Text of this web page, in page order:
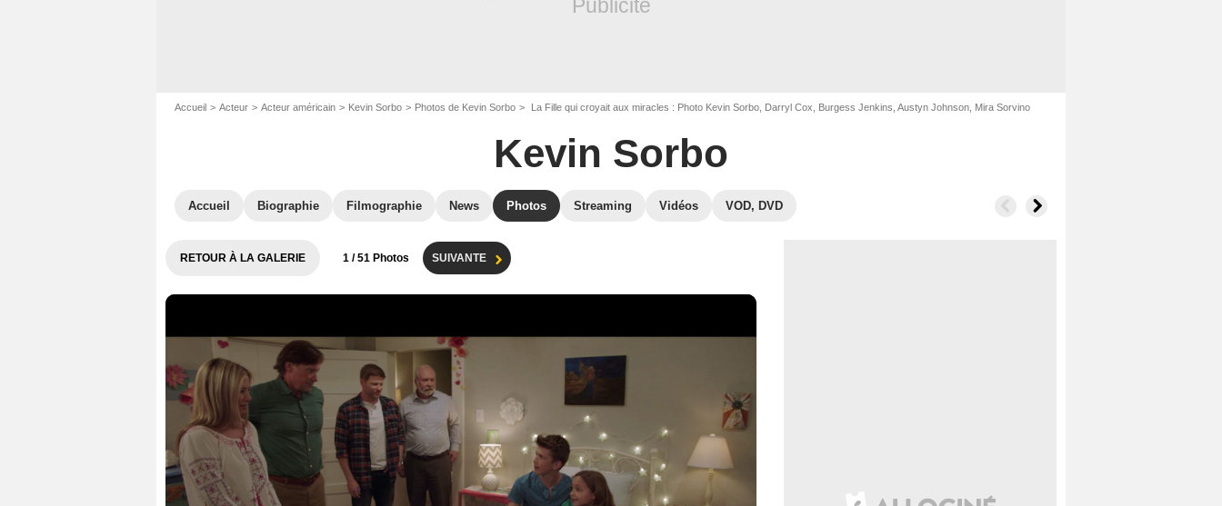
Accueil Acteur Acteur américain Kevin Sorbo Photos de Kevin Sorbo La Fille qui croyait aux miracles : Photo Kevin Sorbo, Darryl Cox, Burgess Jenkins, Austyn Johnson, Mira Sorvino
Kevin Sorbo
Accueil Biographie Filmographie News Photos Streaming Vidéos VOD, DVD
RETOUR À LA GALERIE 1 / 51 Photos SUIVANTE